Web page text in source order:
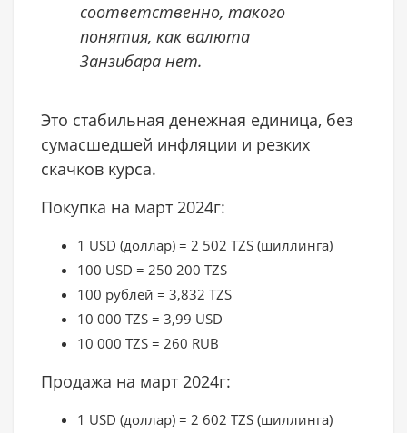
соответственно, такого
понятия, как валюта
Занзибара нет.
Это стабильная денежная единица, без
сумасшедшей инфляции и резких
скачков курса.
Покупка на март 2024г:
1 USD (доллар) = 2 502 TZS (шиллинга)
100 USD = 250 200 TZS
100 рублей = 3,832 TZS
10 000 TZS = 3,99 USD
10 000 TZS = 260 RUB
Продажа на март 2024г:
1 USD (доллар) = 2 602 TZS (шиллинга)